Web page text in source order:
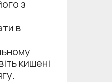
з
в
кишені